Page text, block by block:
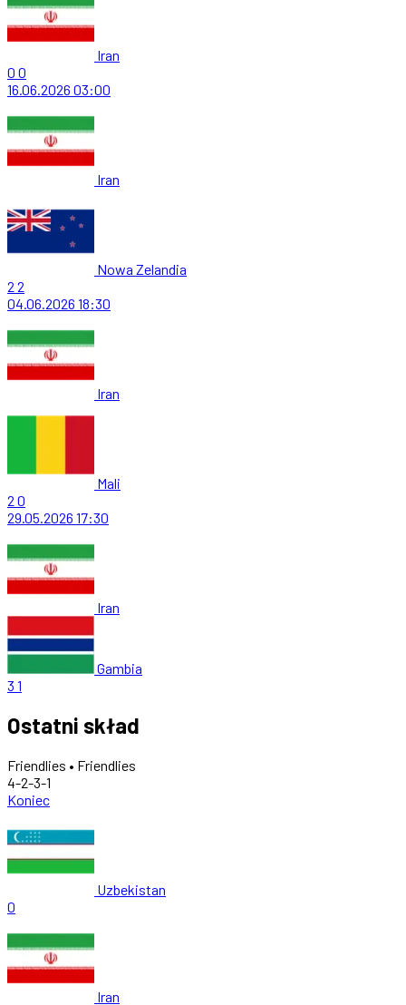
Iran
0 0
16.06.2026 03:00
Iran
Nowa Zelandia
2 2
04.06.2026 18:30
Iran
Mali
2 0
29.05.2026 17:30
Iran
Gambia
3 1
Ostatni skład
Friendlies • Friendlies
4-2-3-1
Koniec
Uzbekistan
0
Iran